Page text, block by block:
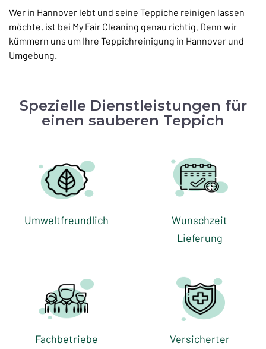
Wer in Hannover lebt und seine Teppiche reinigen lassen
möchte, ist bei My Fair Cleaning genau richtig. Denn wir
kümmern uns um Ihre Teppichreinigung in Hannover und
Umgebung.
Spezielle Dienstleistungen für
einen sauberen Teppich
Umweltfreundlich
Wunschzeit
Lieferung
Fachbetriebe
Versicherter